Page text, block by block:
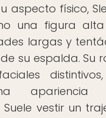
aspecto físico,
una figura
largas y
su espalda. Su
Suele vestir un